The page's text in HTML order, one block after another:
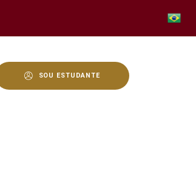
SOU ESTUDANTE